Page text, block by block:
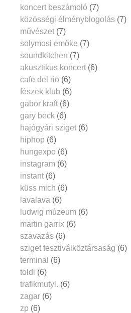
koncert beszámoló (7)
közösségi élményblogolás (7)
művészet (7)
solymosi emőke (7)
soundkitchen (7)
akusztikus koncert (6)
cafe del rio (6)
fészek klub (6)
gabor kraft (6)
gary beck (6)
hajógyári sziget (6)
hiphop (6)
hungexpo (6)
instagram (6)
instant (6)
küss mich (6)
lavalava (6)
ludwig múzeum (6)
martin garrix (6)
szavazás (6)
sziget fesztiválköztársaság (6)
terminal (6)
toldi (6)
trafikmutyi. (6)
zagar (6)
zp (6)